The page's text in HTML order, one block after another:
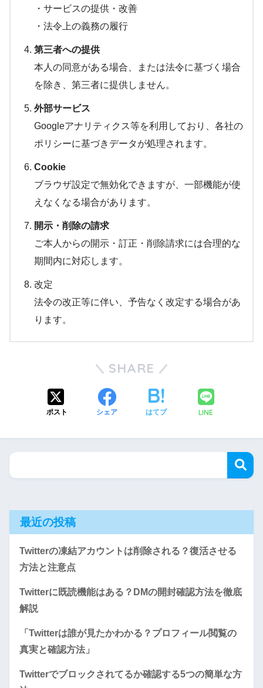
・サービスの提供・改善
・法令上の義務の履行
第三者への提供
本人の同意がある場合、または法令に基づく場合
を除き、第三者に提供しません。
外部サービス
Googleアナリティクス等を利用しており、各社の
ポリシーに基づきデータが処理されます。
Cookie
ブラウザ設定で無効化できますが、一部機能が使
えなくなる場合があります。
開示・削除の請求
ご本人からの開示・訂正・削除請求には合理的な
期間内に対応します。
改定
法令の改正等に伴い、予告なく改定する場合があ
ります。
SHARE
ポスト シェア はてブ LINE
最近の投稿
Twitterの凍結アカウントは削除される？復活させる
方法と注意点
Twitterに既読機能はある？DMの開封確認方法を徹底
解説
「Twitterは誰が見たかわかる？プロフィール閲覧の
真実と確認方法」
Twitterでブロックされてるか確認する5つの簡単な方